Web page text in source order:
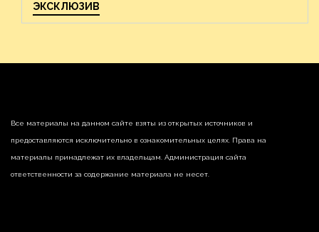
ЭКСКЛЮЗИВ
Все материалы на данном сайте взяты из открытых источников и
предоставляются исключительно в ознакомительных целях. Права на
материалы принадлежат их владельцам. Администрация сайта
ответственности за содержание материала не несет.